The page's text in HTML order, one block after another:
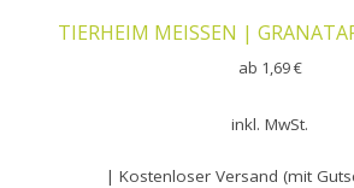
TIERHEIM MEISSEN |
ab 1,69€
inkl. MwSt.
| Kostenloser Versand (mit